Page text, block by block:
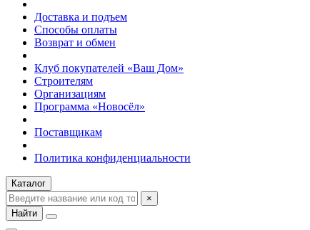
Доставка и подъем
Способы оплаты
Возврат и обмен
Клуб покупателей «Ваш Дом»
Строителям
Организациям
Программа «Новосёл»
Поставщикам
Политика конфиденциальности
Каталог
×
Найти